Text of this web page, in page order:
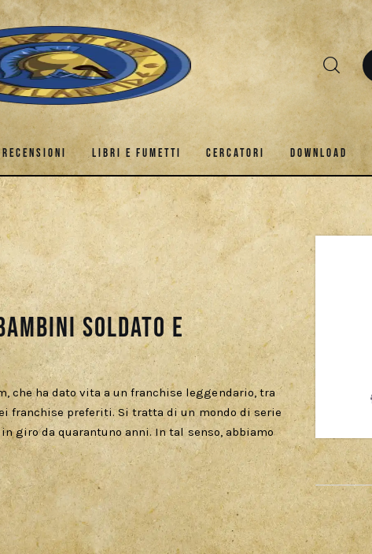
RECENSIONI LIBRI E FUMETTI CERCATORI DOWNLOAD
RECENSIONI LIBRI E FUMETTI CERCATORI
soldato e
che ha dato vita a un franchise leggendario, tra
franchise preferiti. Si tratta di un mondo di serie
giro da quarantuno anni. In tal senso, abbiamo